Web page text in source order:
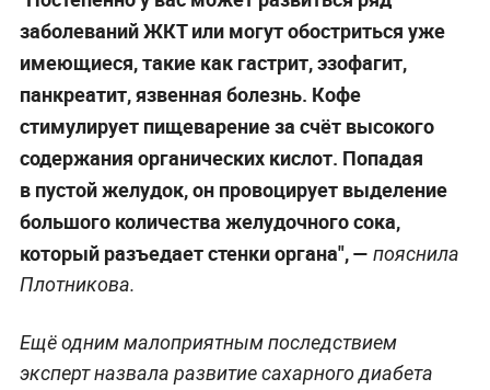
заболеваний ЖКТ или могут обостриться уже
имеющиеся, такие как гастрит, эзофагит,
панкреатит, язвенная болезнь. Кофе
стимулирует пищеварение за счёт высокого
содержания органических кислот. Попадая
в пустой желудок, он провоцирует выделение
большого количества желудочного сока,
который разъедает стенки органа", — пояснила
Плотникова.
Ещё одним малоприятным последствием
эксперт назвала развитие сахарного диабета